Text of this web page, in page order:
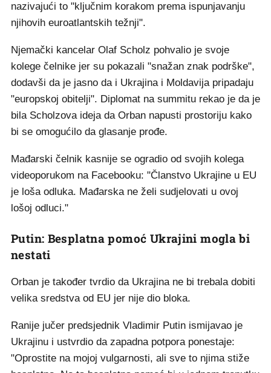
nazivajući to "ključnim korakom prema ispunjavanju
njihovih euroatlantskih težnji".
Njemački kancelar Olaf Scholz pohvalio je svoje
kolege čelnike jer su pokazali "snažan znak podrške",
dodavši da je jasno da i Ukrajina i Moldavija pripadaju
"europskoj obitelji". Diplomat na summitu rekao je da je
bila Scholzova ideja da Orban napusti prostoriju kako
bi se omogućilo da glasanje prođe.
Mađarski čelnik kasnije se ogradio od svojih kolega
videoporukom na Facebooku: "Članstvo Ukrajine u EU
je loša odluka. Mađarska ne želi sudjelovati u ovoj
lošoj odluci."
Putin: Besplatna pomoć Ukrajini mogla bi
nestati
Orban je također tvrdio da Ukrajina ne bi trebala dobiti
velika sredstva od EU jer nije dio bloka.
Ranije jučer predsjednik Vladimir Putin ismijavao je
Ukrajinu i ustvrdio da zapadna potpora ponestaje:
"Oprostite na mojoj vulgarnosti, ali sve to njima stiže